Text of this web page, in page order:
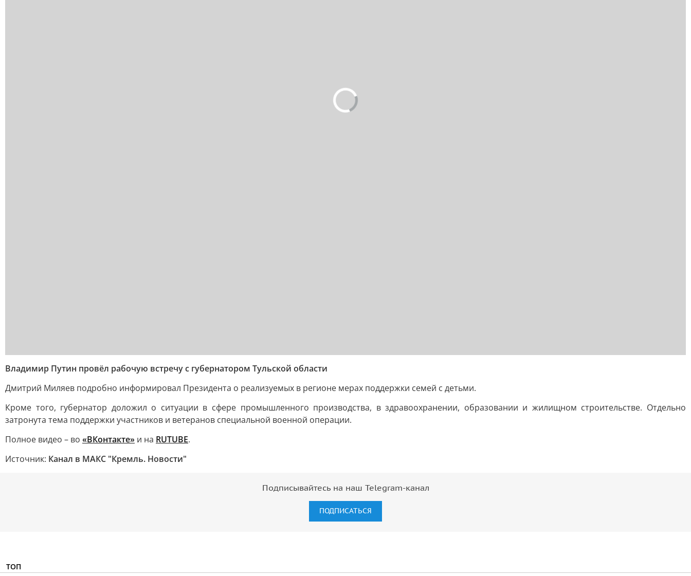
Владимир Путин провёл рабочую встречу с губернатором Тульской области
Дмитрий Миляев подробно информировал Президента о реализуемых в регионе мерах поддержки семей с детьми.
Кроме того, губернатор доложил о ситуации в сфере промышленного производства, в здравоохранении, образовании и жилищном строительстве. Отдельно
затронута тема поддержки участников и ветеранов специальной военной операции.
Полное видео – во «ВКонтакте» и на RUTUBE.
Источник: Канал в МАКС "Кремль. Новости"
Подписывайтесь на наш Telegram-канал
ПОДПИСАТЬСЯ
ТОП